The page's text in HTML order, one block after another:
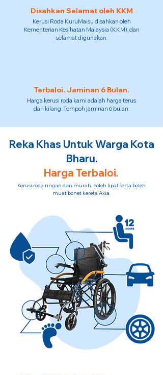
Disahkan Selamat oleh KKM
Kerusi Roda KuruMaisu disahkan oleh
Kementerian Kesihatan Malaysia (KKM), dan
selamat digunakan.
Terbaloi. Jaminan 6 Bulan.
Harga kerusi roda kami adalah harga terus
dari kilang. Tempoh jaminan 6 bulan.
Reka Khas Untuk Warga Kota
Bharu.
Harga Terbaloi.
Kerusi roda ringan dan murah, boleh lipat serta boleh
muat bonet kereta Axia.